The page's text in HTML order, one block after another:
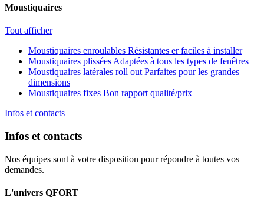
Moustiquaires
Tout afficher
Moustiquaires enroulables Résistantes er faciles à installer
Moustiquaires plissées Adaptées à tous les types de fenêtres
Moustiquaires latérales roll out Parfaites pour les grandes
dimensions
Moustiquaires fixes Bon rapport qualité/prix
Infos et contacts
Infos et contacts
Nos équipes sont à votre disposition pour répondre à toutes vos
demandes.
L'univers QFORT